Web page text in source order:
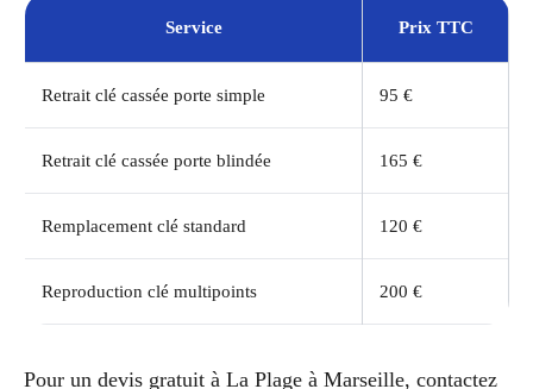
Service Prix TTC
Retrait clé cassée porte simple 95 €
Retrait clé cassée porte blindée 165 €
Remplacement clé standard 120 €
Reproduction clé multipoints 200 €
Pour un devis gratuit à La Plage à Marseille, contactez